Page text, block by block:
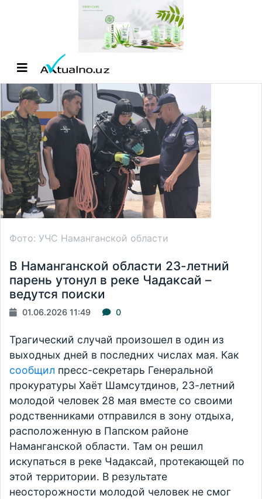
Фото: УЧС Наманганской области
В Наманганской области 23-летний
парень утонул в реке Чадаксай –
ведутся поиски
01.06.2026 11:49 0
Трагический случай произошел в один из
выходных дней в последних числах мая. Как
сообщил пресс-секретарь Генеральной
прокуратуры Хаёт Шамсутдинов, 23-летний
молодой человек 28 мая вместе со своими
родственниками отправился в зону отдыха,
расположенную в Папском районе
Наманганской области. Там он решил
искупаться в реке Чадаксай, протекающей по
этой территории. В результате
неосторожности молодой человек не смог